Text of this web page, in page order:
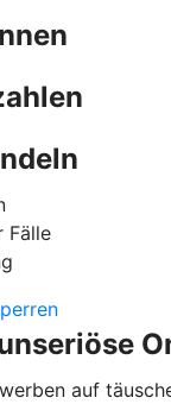
Fälle
auf